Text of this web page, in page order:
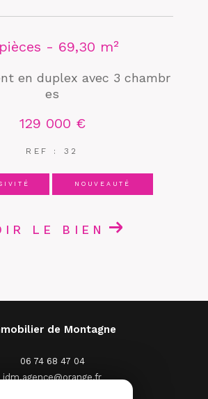
- 69,30 m²
en duplex avec 3 chambr
es
129 000 €
REF : 32
NOUVEAUTÉ
LE BIEN
de Montagne
06 74 68 47 04
idm.agence@orange.fr